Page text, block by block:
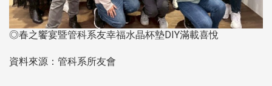
◎春之饗宴暨管科系友幸福水晶杯墊DIY滿載喜悅
資料來源：管科系所友會